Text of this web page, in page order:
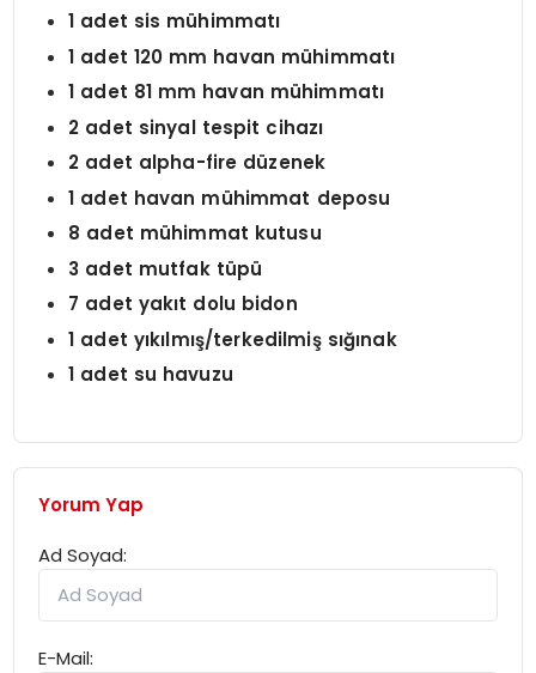
1 adet sis mühimmatı
1 adet 120 mm havan mühimmatı
1 adet 81 mm havan mühimmatı
2 adet sinyal tespit cihazı
2 adet alpha-fire düzenek
1 adet havan mühimmat deposu
8 adet mühimmat kutusu
3 adet mutfak tüpü
7 adet yakıt dolu bidon
1 adet yıkılmış/terkedilmiş sığınak
1 adet su havuzu
Yorum Yap
Ad Soyad:
E-Mail: